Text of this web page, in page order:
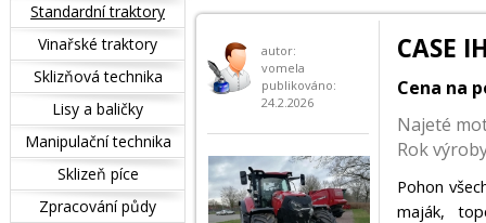
autor:
vomela
publikováno:
24.2.2026
CASE
Cena na
Najeté
Rok
Pohon
maják,
Standardní traktory
Vinařské traktory
Sklizňová technika
Lisy a baličky
Manipulační technika
Sklizeň píce
Zpracování půdy